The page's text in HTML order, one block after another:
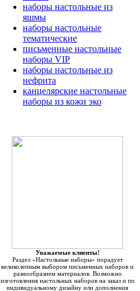
наборы настольные из
яшмы
наборы настольные
тематические
письменные настольные
наборы VIP
наборы настольные из
нефрита
канцелярские настольные
наборы из кожи эко
Уважаемые клиенты!
Раздел «Настольные наборы» порадует
великолепным выбором письменных наборов и
разнообразием материалов. Возможно
изготовления настольных наборов на заказ и по
индивидуальному дизайну или дополнения